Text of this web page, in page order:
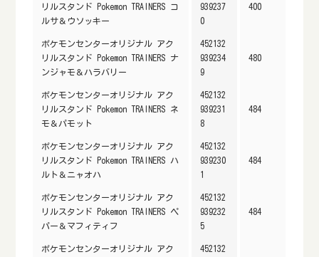
リルスタンド Pokemon TRAINERS コ
ルサ＆ウソッキー
939237
0
400
ポケモンセンターオリジナル アク
リルスタンド Pokemon TRAINERS ナ
ンジャモ＆ハラバリー
452132
939234
9
480
ポケモンセンターオリジナル アク
リルスタンド Pokemon TRAINERS ネ
モ＆パモット
452132
939231
8
484
ポケモンセンターオリジナル アク
リルスタンド Pokemon TRAINERS ハ
ルト＆ニャオハ
452132
939230
1
484
ポケモンセンターオリジナル アク
リルスタンド Pokemon TRAINERS ペ
パー＆マフィティフ
452132
939232
5
484
ポケモンセンターオリジナル アク
452132